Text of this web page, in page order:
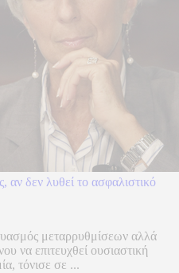
αν δεν λυθεί το ασφαλιστικό
μεταρρυθμίσεων αλλά
να επιτευχθεί ουσιαστική
τόνισε σε ...